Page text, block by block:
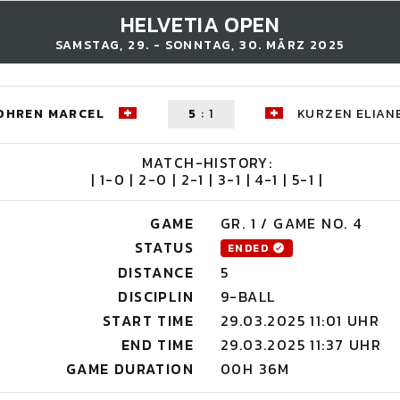
HELVETIA OPEN
SAMSTAG, 29. - SONNTAG, 30. MÄRZ 2025
MARCEL 5 : 1 KURZEN
MATCH-HISTORY:
| 1-0 | 2-0 | 2-1 | 3-1 | 4-1 | 5-1 |
GAME
GR. 1 / GAME NO. 4
STATUS
ENDED
DISTANCE
5
DISCIPLIN
9-BALL
START TIME
29.03.2025 11:01 UHR
END TIME
29.03.2025 11:37 UHR
GAME DURATION
00H 36M